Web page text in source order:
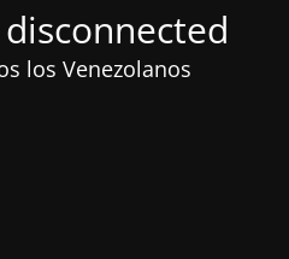
los Venezolanos